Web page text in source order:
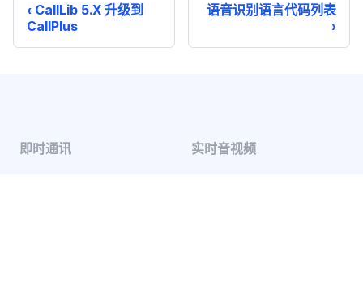
CallLib 5.X 升级到
CallPlus
语音识别语言代码列表
即时通讯 实时音视频